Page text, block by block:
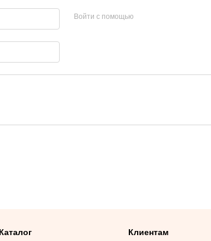
Войти с помощью
Каталог Клиентам